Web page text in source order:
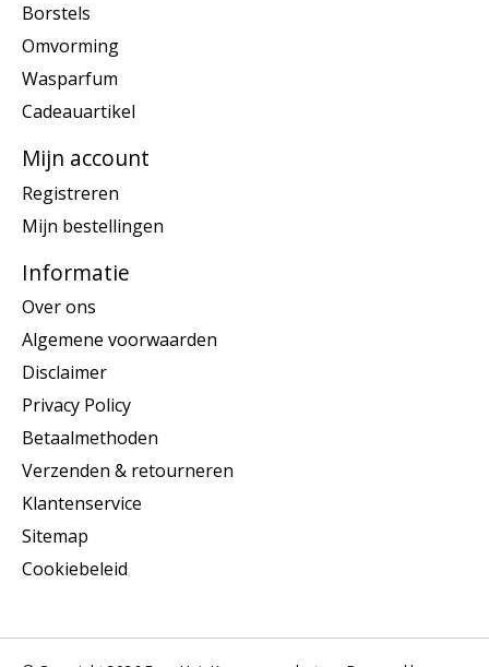
Borstels
Omvorming
Wasparfum
Cadeauartikel
Mijn account
Registreren
Mijn bestellingen
Informatie
Over ons
Algemene voorwaarden
Disclaimer
Privacy Policy
Betaalmethoden
Verzenden & retourneren
Klantenservice
Sitemap
Cookiebeleid